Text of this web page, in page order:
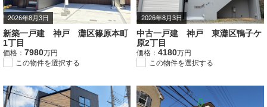
2026年8月3日
新築一戸建 神戸 灘区篠原本町
1丁目
価格： 7980万円
この物件を選択する
2026年8月3日
中古一戸建 神戸 東灘区鴨子ケ
原2丁目
価格： 4180万円
この物件を選択する